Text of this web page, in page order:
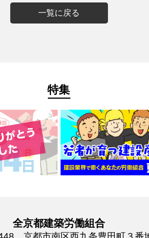
一覧に戻る
特集
全京都建築労働組合